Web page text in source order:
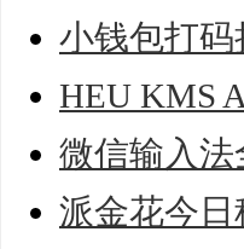
小钱包打
HEU KMS
微信输入
派金花今